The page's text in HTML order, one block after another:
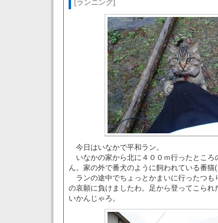
[ランニング]
今日はいなかで平和ラン。
いなかの家から北に４００ｍ行ったところ
ん。家の外で番犬のように飼われている番猫
ランの途中でちょっとかまいに行ったつも
の哀願に負けましたわ。足から登ってこられ
いかんじゃろ。